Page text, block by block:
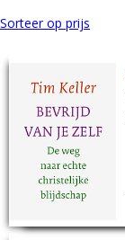
Sorteer op prijs